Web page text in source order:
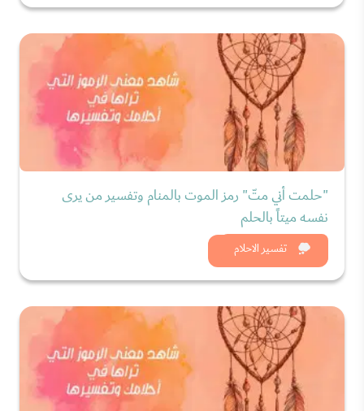
تفسير الاحلام
"حلمت أني متّ" رمز الموت بالمنام وتفسير من يرى
نفسه ميتاً بالحلم
شاهد الان